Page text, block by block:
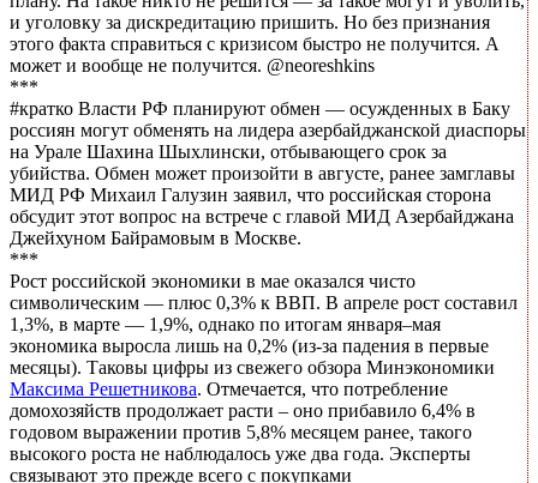
и уголовку за дискредитацию пришить. Но без признания
этого факта справиться с кризисом быстро не получится. А
может и вообще не получится. @neoreshkins
***
#кратко Власти РФ планируют обмен — осужденных в Баку
россиян могут обменять на лидера азербайджанской диаспоры
на Урале Шахина Шыхлински, отбывающего срок за
убийства. Обмен может произойти в августе, ранее замглавы
МИД РФ Михаил Галузин заявил, что российская сторона
обсудит этот вопрос на встрече с главой МИД Азербайджана
Джейхуном Байрамовым в Москве.
***
Рост российской экономики в мае оказался чисто
символическим — плюс 0,3% к ВВП. В апреле рост составил
1,3%, в марте — 1,9%, однако по итогам января–мая
экономика выросла лишь на 0,2% (из-за падения в первые
месяцы). Таковы цифры из свежего обзора Минэкономики
Максима Решетникова. Отмечается, что потребление
домохозяйств продолжает расти – оно прибавило 6,4% в
годовом выражении против 5,8% месяцем ранее, такого
высокого роста не наблюдалось уже два года. Эксперты
связывают это прежде всего с покупками